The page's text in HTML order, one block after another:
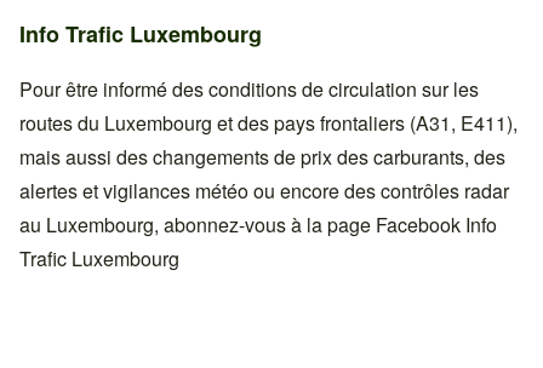
Info Trafic Luxembourg
Pour être informé des conditions de circulation sur les
routes du Luxembourg et des pays frontaliers (A31, E411),
mais aussi des changements de prix des carburants, des
alertes et vigilances météo ou encore des contrôles radar
au Luxembourg, abonnez-vous à la page Facebook Info
Trafic Luxembourg